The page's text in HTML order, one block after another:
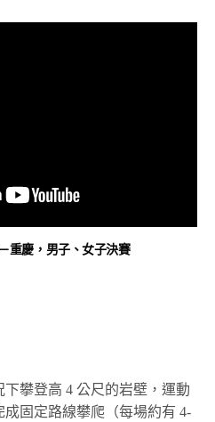
重慶，男子、女子決賽
攀登高 4 公尺的岩壁，運動
固定路線攀爬（每場約有 4-